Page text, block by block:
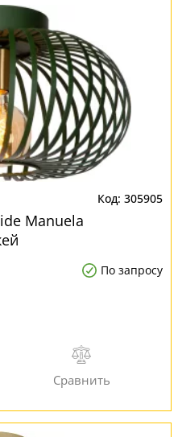
305905
Manuela
По запросу